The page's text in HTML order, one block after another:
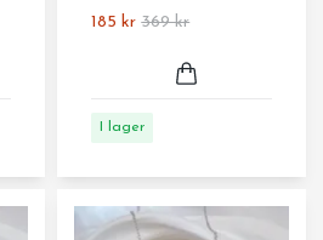
185 kr 369 kr
I lager